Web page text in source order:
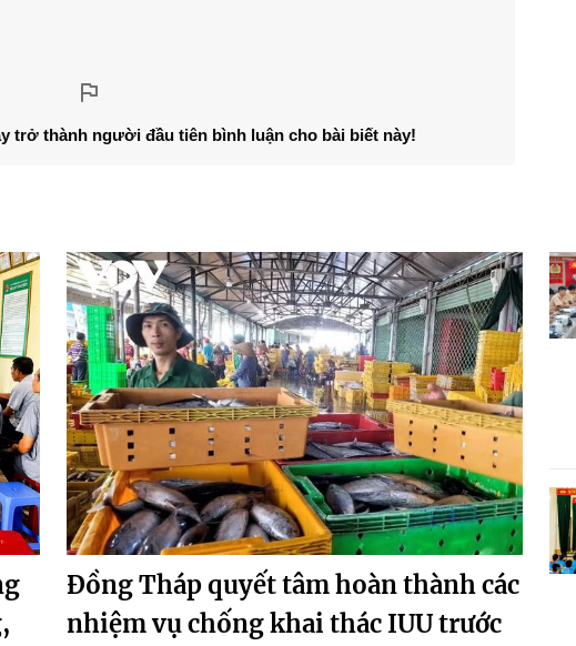
trở thành người đầu tiên bình luận cho bài biết này!
Đồng Tháp quyết tâm hoàn thành các
nhiệm vụ chống khai thác IUU trước